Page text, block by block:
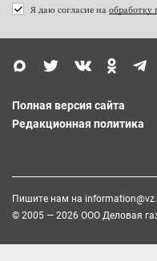
Я даю согласие на обработку
Полная версия сайта
Редакционная политика
Пишите нам на
© 2005 — 2026 ООО Деловая